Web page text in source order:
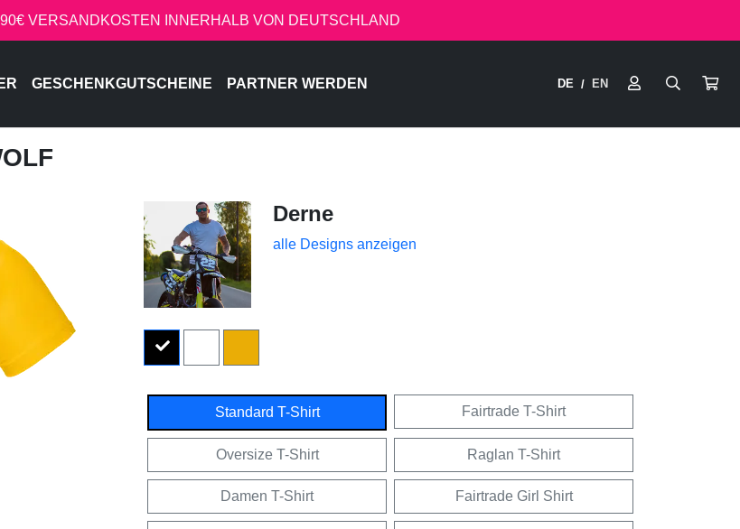
VERSANDKOSTEN INNERHALB VON DEUTSCHLAND
GESCHENKGUTSCHEINE PARTNER WERDEN DE / EN
Derne
alle Designs anzeigen
Standard T-Shirt Fairtrade T-Shirt
Oversize T-Shirt Raglan T-Shirt
Damen T-Shirt Fairtrade Girl Shirt